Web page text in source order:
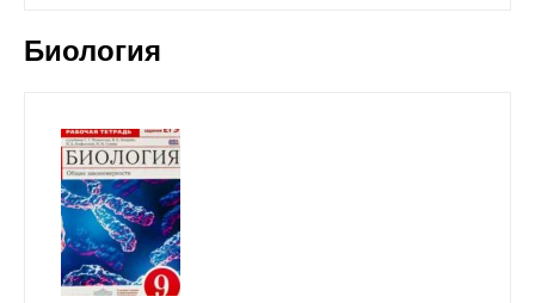
Биология